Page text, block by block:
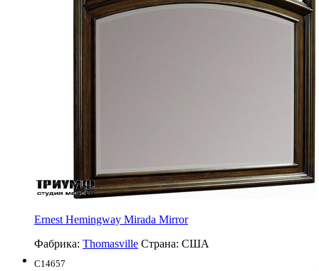
Ernest Hemingway Mirada Mirror
Фабрика: Thomasville Страна: США
C14657